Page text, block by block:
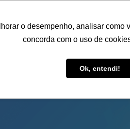
o desempenho, analisar
concorda com o uso de
Ok, entendi!
CAPACITAÇÃO